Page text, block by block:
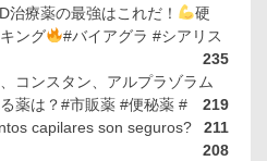
治療薬の最強はこれだ！
硬
ング
#バイアグラ #シアリス
235
コンスタン、アルプラゾラム
219
薬は？#市販薬 #便秘薬 #
211
capilares son seguros?
208